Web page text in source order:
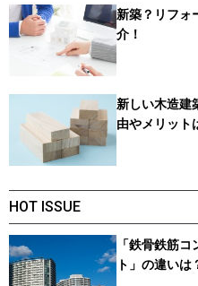
新築？リフォ
介！
新しい木造建
由やメリット
HOT ISSUE
「鉄骨鉄筋コ
ト」の違いは